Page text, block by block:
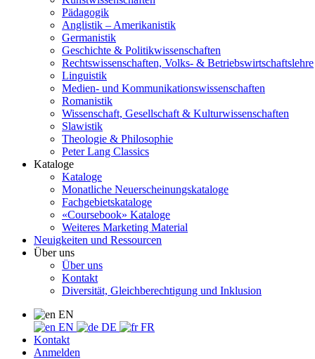
Pädagogik
Anglistik – Amerikanistik
Germanistik
Geschichte & Politikwissenschaften
Rechtswissenschaften, Volks- & Betriebswirtschaftslehre
Linguistik
Medien- und Kommunikationswissenschaften
Romanistik
Wissenschaft, Gesellschaft & Kulturwissenschaften
Slawistik
Theologie & Philosophie
Peter Lang Classics
Kataloge
Kataloge
Monatliche Neuerscheinungskataloge
Fachgebietskataloge
«Coursebook» Kataloge
Weiteres Marketing Material
Neuigkeiten und Ressourcen
Über uns
Über uns
Kontakt
Diversität, Gleichberechtigung und Inklusion
EN
EN
DE
FR
Kontakt
Anmelden